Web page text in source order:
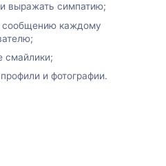
выражать симпатию;
сообщению каждому
смайлики;
и фотографии.